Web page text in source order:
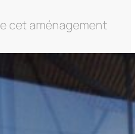
cet aménagement